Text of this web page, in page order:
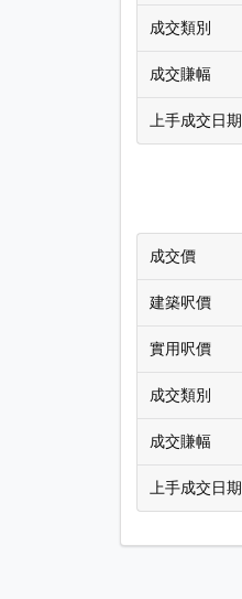
成交類別
成交賺幅
上手成交日期
成交價
建築呎價
實用呎價
成交類別
成交賺幅
上手成交日期